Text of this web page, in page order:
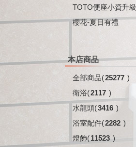
TOTO便座小資升級
櫻花-夏日有禮
本店商品
全部商品(25277 )
衛浴(2117 )
水龍頭(3416 )
浴室配件(2282 )
燈飾(11523 )